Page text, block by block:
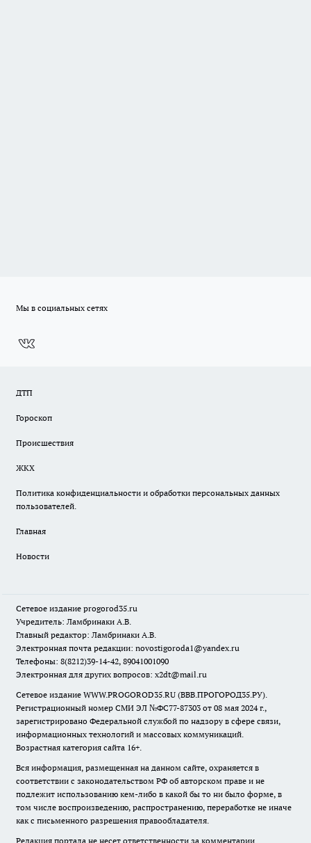
Мы в социальных сетях
ДТП
Гороскоп
Происшествия
ЖКХ
Политика конфиденциальности и обработки персональных данных
пользователей.
Главная
Новости
Сетевое издание progorod35.ru
Учредитель: Ламбринаки А.В.
Главный редактор: Ламбринаки А.В.
Электронная почта редакции: novostigoroda1@yandex.ru
Телефоны: 8(8212)39-14-42, 89041001090
Электронная для других вопросов: x2dt@mail.ru
Сетевое издание WWW.PROGOROD35.RU (ВВВ.ПРОГОРОД35.РУ).
Регистрационный номер СМИ ЭЛ №ФС77-87303 от 08 мая 2024 г.,
зарегистрировано Федеральной службой по надзору в сфере связи,
информационных технологий и массовых коммуникаций.
Возрастная категория сайта 16+.
Вся информация, размещенная на данном сайте, охраняется в
соответствии с законодательством РФ об авторском праве и не
подлежит использованию кем-либо в какой бы то ни было форме, в
том числе воспроизведению, распространению, переработке не иначе
как с письменного разрешения правообладателя.
Редакция портала не несет ответственности за комментарии